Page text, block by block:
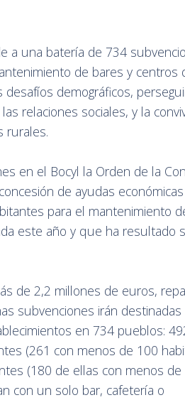
a una batería de 734
de bares y centros
demográficos,
relaciones sociales, y la
rurales.
en el Bocyl la Orden de la
de ayudas
para el mantenimiento
este año y que ha resultado
de 2,2 millones de euros,
subvenciones irán destinadas
en 734 pueblos:
(261 con menos de 100
(180 de ellas con menos de
con un solo bar, cafetería o